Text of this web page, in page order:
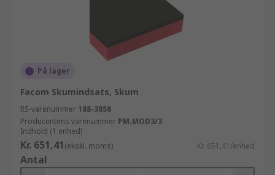
På lager
Facom Skumindsats, Skum
RS-varenummer 188-3858
Producentens varenummer PM.MOD3/3
Indhold (1 enhed)
Kr. 651,41(ekskl. moms) Kr. 651,41/enhed
Antal